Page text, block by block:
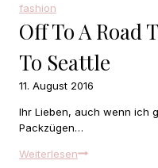
fashion
Off To A Road
To Seattle
11. August 2016
Ihr Lieben, auch wenn ich
Packzügen…
WeiterlesenOff